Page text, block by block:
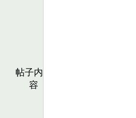
帖子内
容